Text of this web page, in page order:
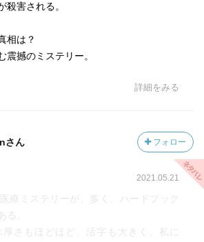
殺害される。
相は？
震撼のミステリー。
詳細をみる
さん フォロー
2021.05.21
療ミステリーが、多く、ハードブック
る。
さもほどほど、活字も大きく、私に